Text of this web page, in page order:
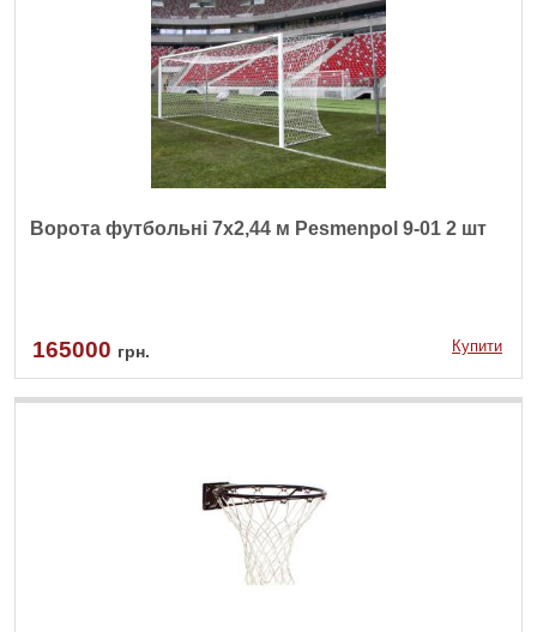
Ворота футбольні 7х2,44 м Pesmenpol 9-01 2 шт
165000 грн. Купити